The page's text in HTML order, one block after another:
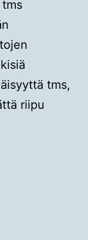
tms,
riipu